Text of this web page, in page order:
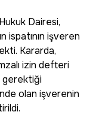
Dairesi,
ispatının işveren
Kararda,
izin defteri
gerektiği
olan işverenin